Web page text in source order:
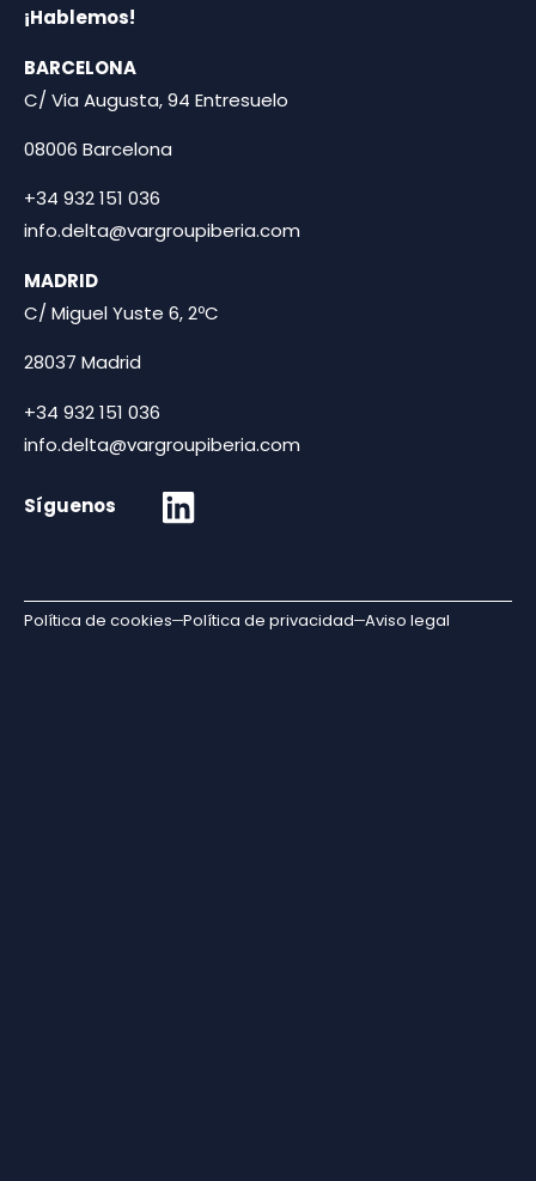
¡Hablemos!
BARCELONA
C/ Via Augusta, 94 Entresuelo
08006 Barcelona
+34 932 151 036
info.delta@vargroupiberia.com
MADRID
C/ Miguel Yuste 6, 2ºC
28037 Madrid
+34 932 151 036
info.delta@vargroupiberia.com
Síguenos
Política de cookies Política de privacidad Aviso legal